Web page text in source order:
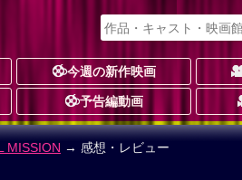
今週の新作映画
予告編動画
MISSION → 感想・レビュー